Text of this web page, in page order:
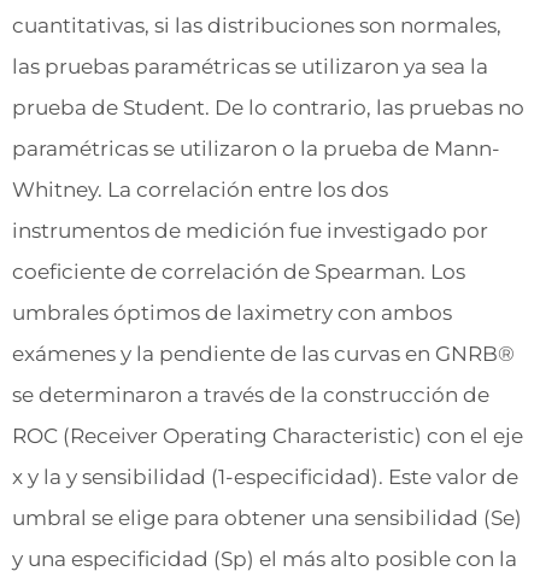
cuantitativas, si las distribuciones son normales,
las pruebas paramétricas se utilizaron ya sea la
prueba de Student. De lo contrario, las pruebas no
paramétricas se utilizaron o la prueba de Mann-
Whitney. La correlación entre los dos
instrumentos de medición fue investigado por
coeficiente de correlación de Spearman. Los
umbrales óptimos de laximetry con ambos
exámenes y la pendiente de las curvas en GNRB®
se determinaron a través de la construcción de
ROC (Receiver Operating Characteristic) con el eje
x y la y sensibilidad (1-especificidad). Este valor de
umbral se elige para obtener una sensibilidad (Se)
y una especificidad (Sp) el más alto posible con la